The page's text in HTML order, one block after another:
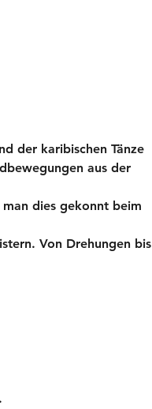
der karibischen Tänze
aus der
dies gekonnt beim
Von Drehungen bis